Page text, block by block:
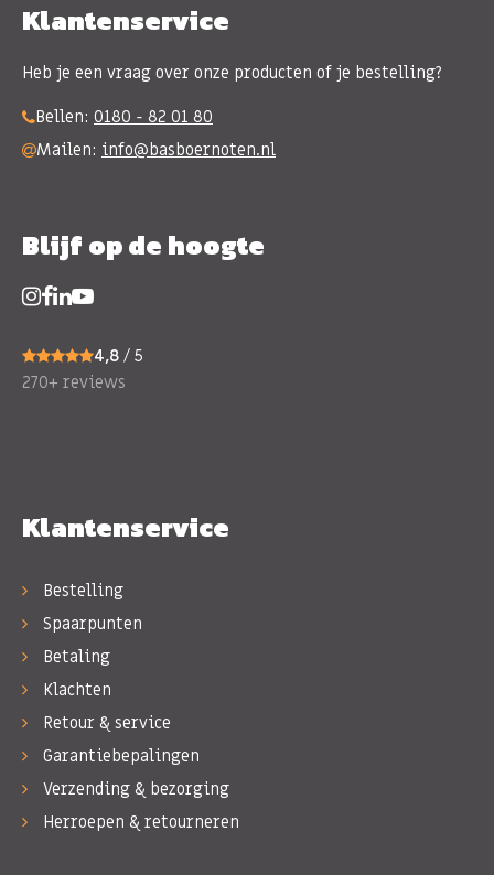
Klantenservice
Heb je een vraag over onze producten of je bestelling?
Bellen: 0180 - 82 01 80
Mailen: info@basboernoten.nl
Blijf op de hoogte
4,8 / 5
270+ reviews
Klantenservice
Bestelling
Spaarpunten
Betaling
Klachten
Retour & service
Garantiebepalingen
Verzending & bezorging
Herroepen & retourneren